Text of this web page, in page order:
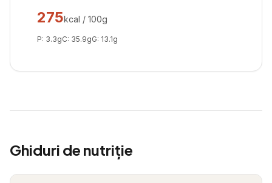
275kcal / 100g
P: 3.3gC: 35.9gG: 13.1g
Ghiduri de nutriție